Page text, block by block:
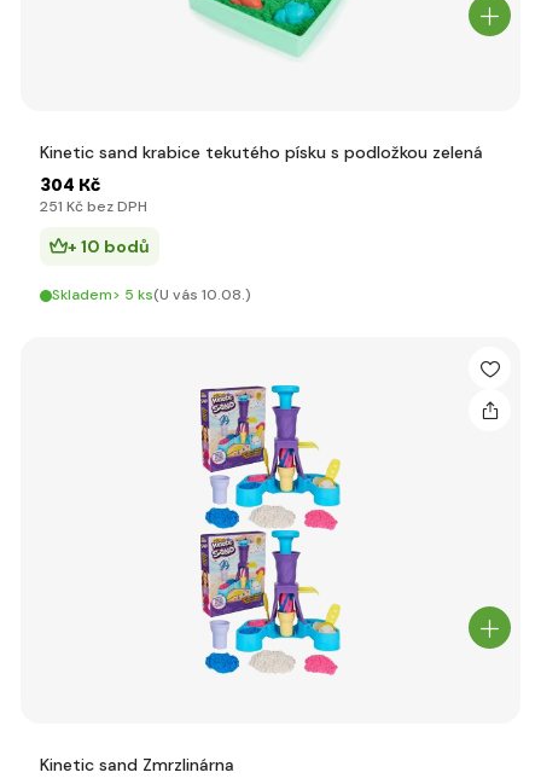
Kinetic sand krabice tekutého písku s podložkou zelená
304 Kč
251 Kč bez DPH
+ 10 bodů
Skladem> 5 ks(U vás 10.08.)
Kinetic sand Zmrzlinárna